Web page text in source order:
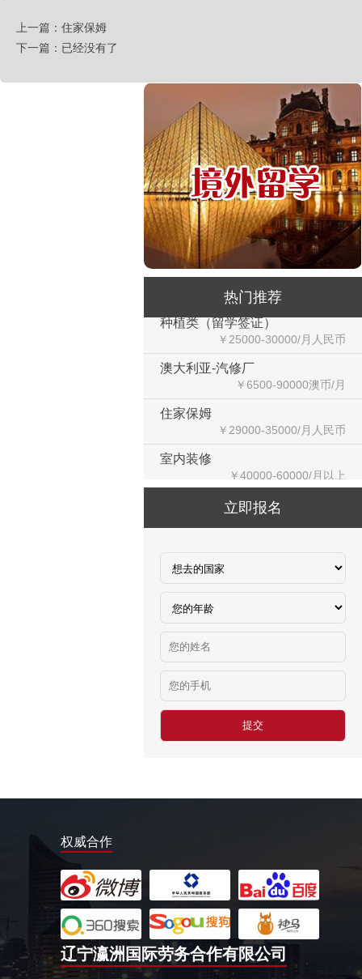
上一篇：住家保姆
下一篇：已经没有了
热门推荐
￥时薪：25-27.76纽币
日本-印刷
￥时薪：986日元
汽车维修、保养类（留学签证）
￥25000-30000/月人民币
工厂类（留学签证）
￥25000-30000/月人民币
餐饮类（留学签证）
￥25000-30000/月人民币
种植类（留学签证）
￥25000-30000/月人民币
澳大利亚-汽修厂
￥6500-90000澳币/月
住家保姆
室内装修
爱尔兰剔骨工
￥22000欧元起/年
以色列建筑工
以色列厨师
￥26谢克起/小时
韩国水产养殖和渔业加工
加拿大水产加工
赴新加坡建筑
食‬品工厂
￥10万以上/年
中餐厨师
￥10万以上/年
立即报名
权威合作
辽宁瀛洲国际劳务合作有限公司